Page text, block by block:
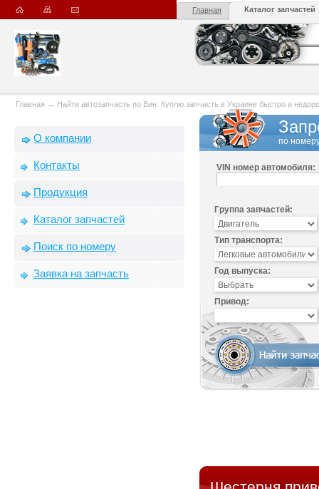
Главная Каталог запчастей
Главная → Найти автозапчасть по Вин. Куплю запчасть в Украине быстро и
О компании
Контакты
Продукция
Каталог запчастей
Поиск по номеру
Заявка на запчасть
по
VIN номер автомобиля:
Группа запчастей:
Тип транспорта:
Год выпуска:
Привод: